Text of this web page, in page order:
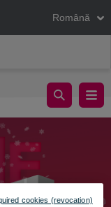
Română
cookies (revocation)